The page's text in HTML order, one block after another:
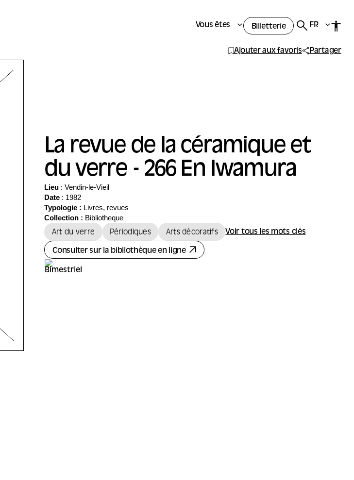
Vous êtes Billetterie FR
Ajouter aux favoris Partager
La revue de la céramique et
du verre - 266 En Iwamura
Lieu : Vendin-le-Vieil
Date : 1982
Typologie : Livres, revues
Collection : Bibliotheque
Art du verre Périodiques Arts décoratifs Voir tous les mots clés
Consulter sur la bibliothèque en ligne